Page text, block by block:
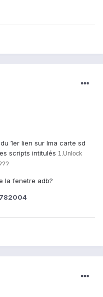
1er lien sur lma carte sd
scripts intitulés 1.Unlock
la fenetre adb?